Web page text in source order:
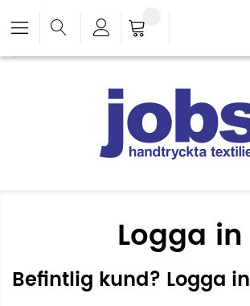
Logga in
Befintlig kund? Logga in